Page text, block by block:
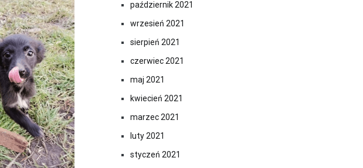
październik 2021
wrzesień 2021
sierpień 2021
czerwiec 2021
maj 2021
kwiecień 2021
marzec 2021
luty 2021
styczeń 2021